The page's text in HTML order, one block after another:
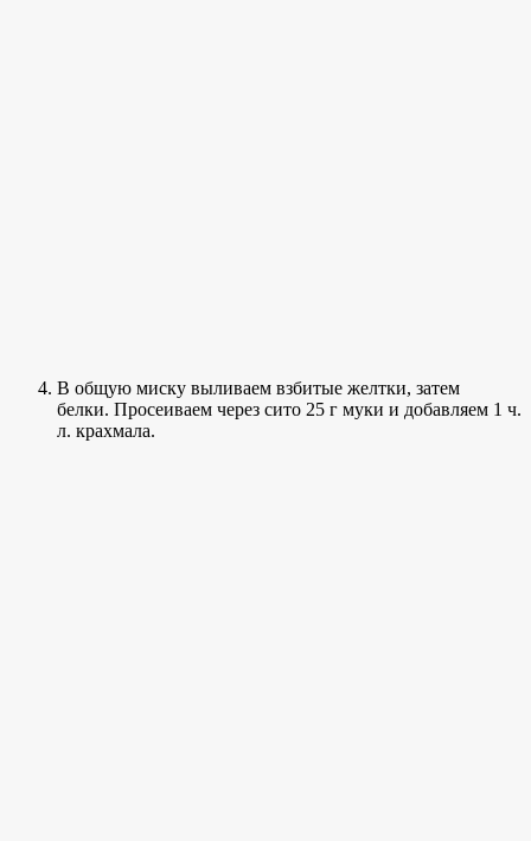
В общую миску выливаем взбитые желтки, затем
белки. Просеиваем через сито 25 г муки и добавляем 1 ч.
л. крахмала.